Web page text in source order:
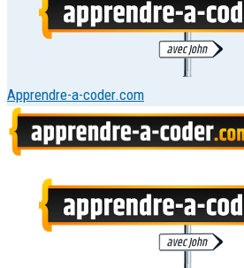
Apprendre-a-coder.com